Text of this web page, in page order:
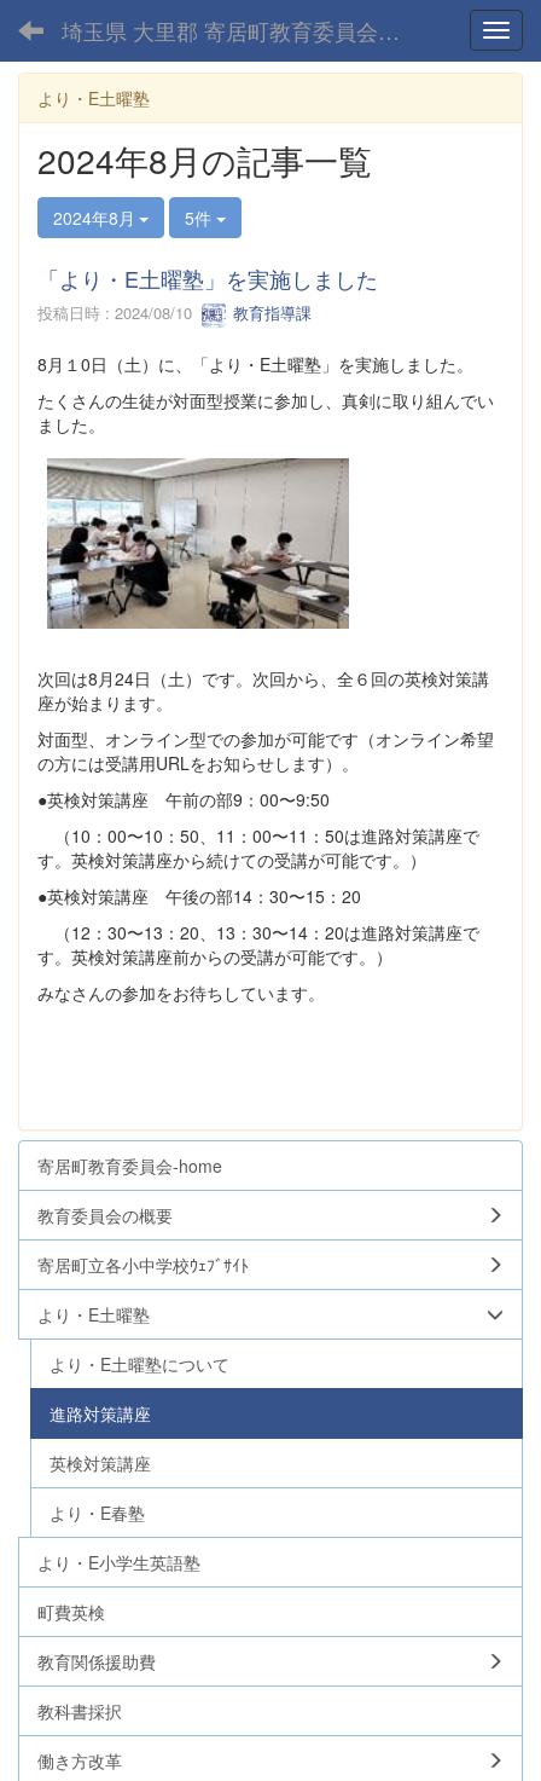
埼玉県 大里郡 寄居町教育委員会-home
より・E土曜塾
2024年8月の記事一覧
2024年8月 5件
「より・E土曜塾」を実施しました
投稿日時 : 2024/08/10 教育指導課
8月１0日（土）に、「より・E土曜塾」を実施しました。
たくさんの生徒が対面型授業に参加し、真剣に取り組んでい
ました。
次回は8月24日（土）です。次回から、全６回の英検対策講
座が始まります。
対面型、オンライン型での参加が可能です（オンライン希望
の方には受講用URLをお知らせします）。
●英検対策講座 午前の部9：00〜9:50
（10：00〜10：50、11：00〜11：50は進路対策講座で
す。英検対策講座から続けての受講が可能です。）
●英検対策講座 午後の部14：30〜15：20
（12：30〜13：20、13：30〜14：20は進路対策講座で
す。英検対策講座前からの受講が可能です。）
みなさんの参加をお待ちしています。
寄居町教育委員会-home
教育委員会の概要
寄居町立各小中学校ｳｪﾌﾞｻｲﾄ
より・E土曜塾
より・E土曜塾について
進路対策講座
英検対策講座
より・E春塾
より・E小学生英語塾
町費英検
教育関係援助費
教科書採択
働き方改革